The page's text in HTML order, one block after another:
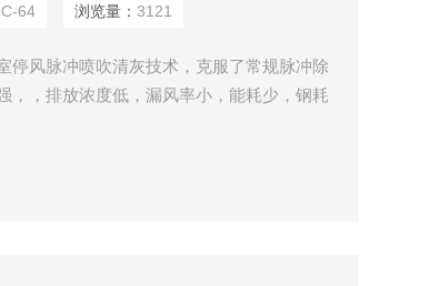
64 浏览量：3121
停风脉冲喷吹清灰技术，克服了常规脉冲除
，，排放浓度低，漏风率小，能耗少，钢耗